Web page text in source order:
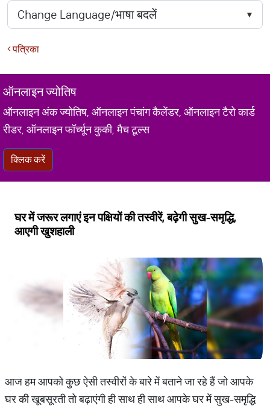
पत्रिका
ऑनलाइन ज्योतिष
ऑनलाइन अंक ज्योतिष, ऑनलाइन पंचांग कैलेंडर, ऑनलाइन टैरो कार्ड
रीडर, ऑनलाइन फॉर्च्यून कुकी, मैच टूल्स
क्लिक करें
घर में जरूर लगाएं इन पक्षियों की तस्वीरें, बढ़ेगी सुख-समृद्धि,
आएगी खुशहाली
आज हम आपको कुछ ऐसी तस्वीरों के बारे में बताने जा रहे हैं जो आपके
घर की खूबसूरती तो बढ़ाएंगी ही साथ ही साथ आपके घर में सुख-समृद्धि